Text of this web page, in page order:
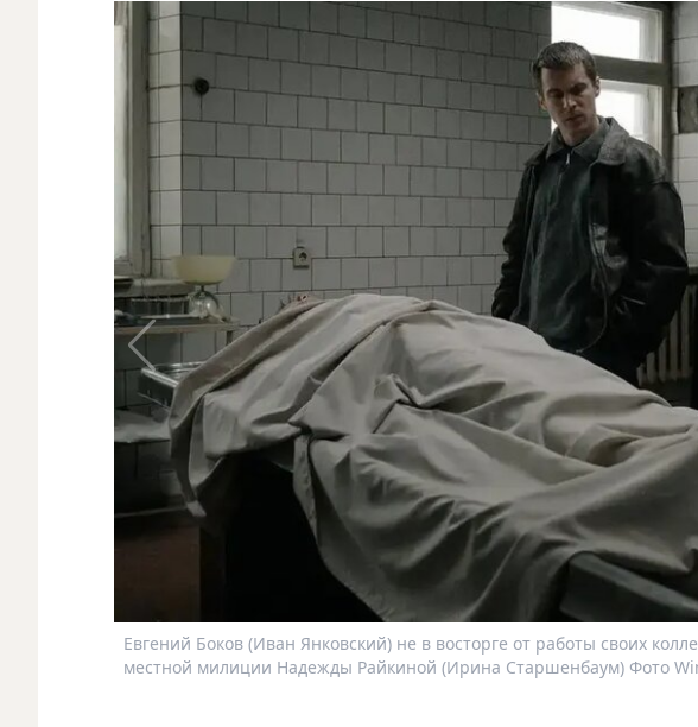
Евгений Боков (Иван Янковский) не в восторге от работы своих
местной милиции Надежды Райкиной (Ирина Старшенбаум) Фото